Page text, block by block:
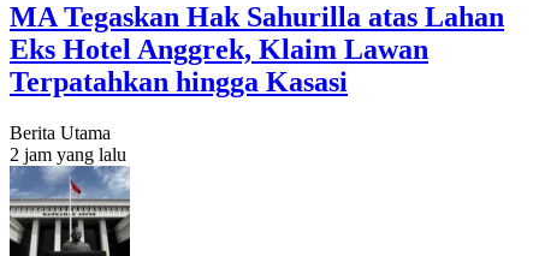
MA Tegaskan Hak Sahurilla atas Lahan
Eks Hotel Anggrek, Klaim Lawan
Terpatahkan hingga Kasasi
Berita Utama
2 jam yang lalu